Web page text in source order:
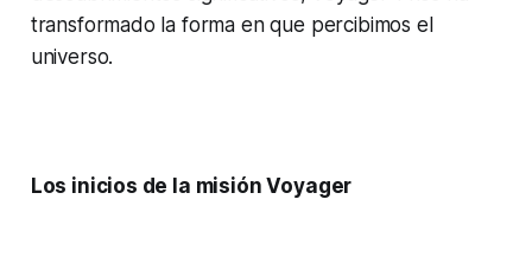
transformado la forma en que percibimos el
universo.
Los inicios de la misión Voyager